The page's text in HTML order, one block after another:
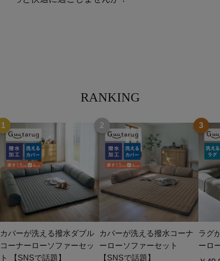
RANKING
1
カバーが洗える撥水ダブル
コーナーローソファーセッ
ト 【SNSで話題】
2
カバーが洗える撥水コーナ
ーローソファーセット
【SNSで話題】
3
ラグ
ーロ